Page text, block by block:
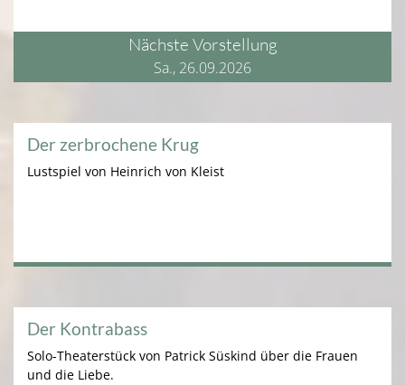
Der Kontrabass
Solo-Theaterstück von Patrick Süskind über die Frauen
und die Liebe.
Der zerbrochene Krug
Lustspiel von Heinrich von Kleist
Nächste Vorstellung
Sa., 26.09.2026